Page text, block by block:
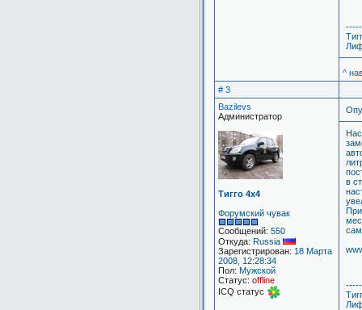
^
# 3
Bazilevs
Администратор
Тигго 4х4
Форумский чувак
Сообщений: 550
Откуда: Russia
Зарегистрирован: 18 Марта
2008, 12:28:34
Пол: Мужской
Статус: offline
ICQ статус
в